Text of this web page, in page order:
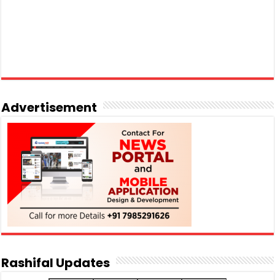
Advertisement
Rashifal Updates